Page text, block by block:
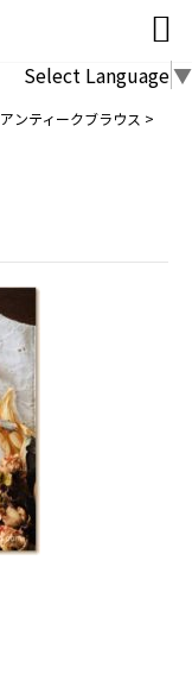

Select Language▼
アンティークブラウス >